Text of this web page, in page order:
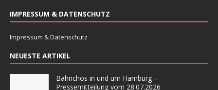
IMPRESSUM & DATENSCHUTZ
Impressum & Datenschutz
NEUESTE ARTIKEL
Bahnchos in und um Hamburg –
Pressemitteilung vom 28.07.2026